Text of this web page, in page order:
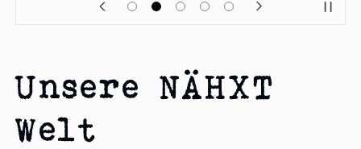
Unsere NÄHXT
Welt